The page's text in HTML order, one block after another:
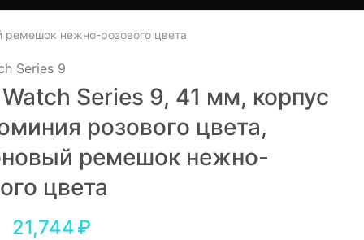
ремешок нежно-розового цвета
Series 9
Series 9, 41 мм, корпус
розового цвета,
ремешок нежно-
цвета
21,744₽